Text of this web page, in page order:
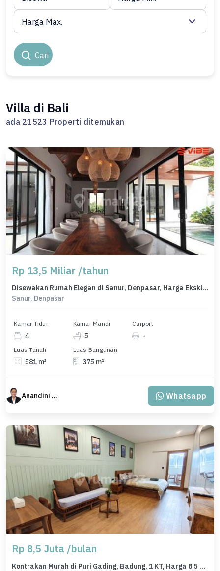
Cari
Harga Max.
Villa di Bali
ada 21523 Properti ditemukan
Rp 13,5 Miliar /tahun
Disewakan Rumah Elegan di Sanur, Denpasar, Harga Eksklusif
Sanur, Denpasar
Kamar Tidur
4
Kamar Mandi
5
Carport
-
Luas Tanah
581 m²
Luas Bangunan
375 m²
Anandini Property Whatsapp
Rp 8,5 Juta /bulan
Kontrakan Murah di Puri Gading, Badung, 1 KT, Harga 8,5 Juta /bulan